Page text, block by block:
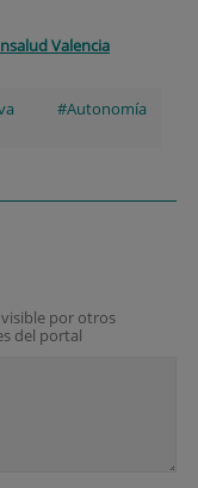
Valencia
#Autonomía
por otros
del portal